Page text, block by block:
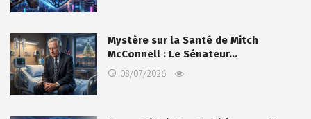
Mystère sur la Santé de Mitch
McConnell : Le Sénateur…
08/07/2026